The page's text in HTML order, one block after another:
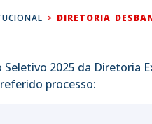
> DIRETORIA
Seletivo 2025 da Diretoria
processo: